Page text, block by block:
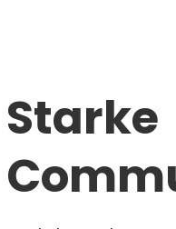
Starke